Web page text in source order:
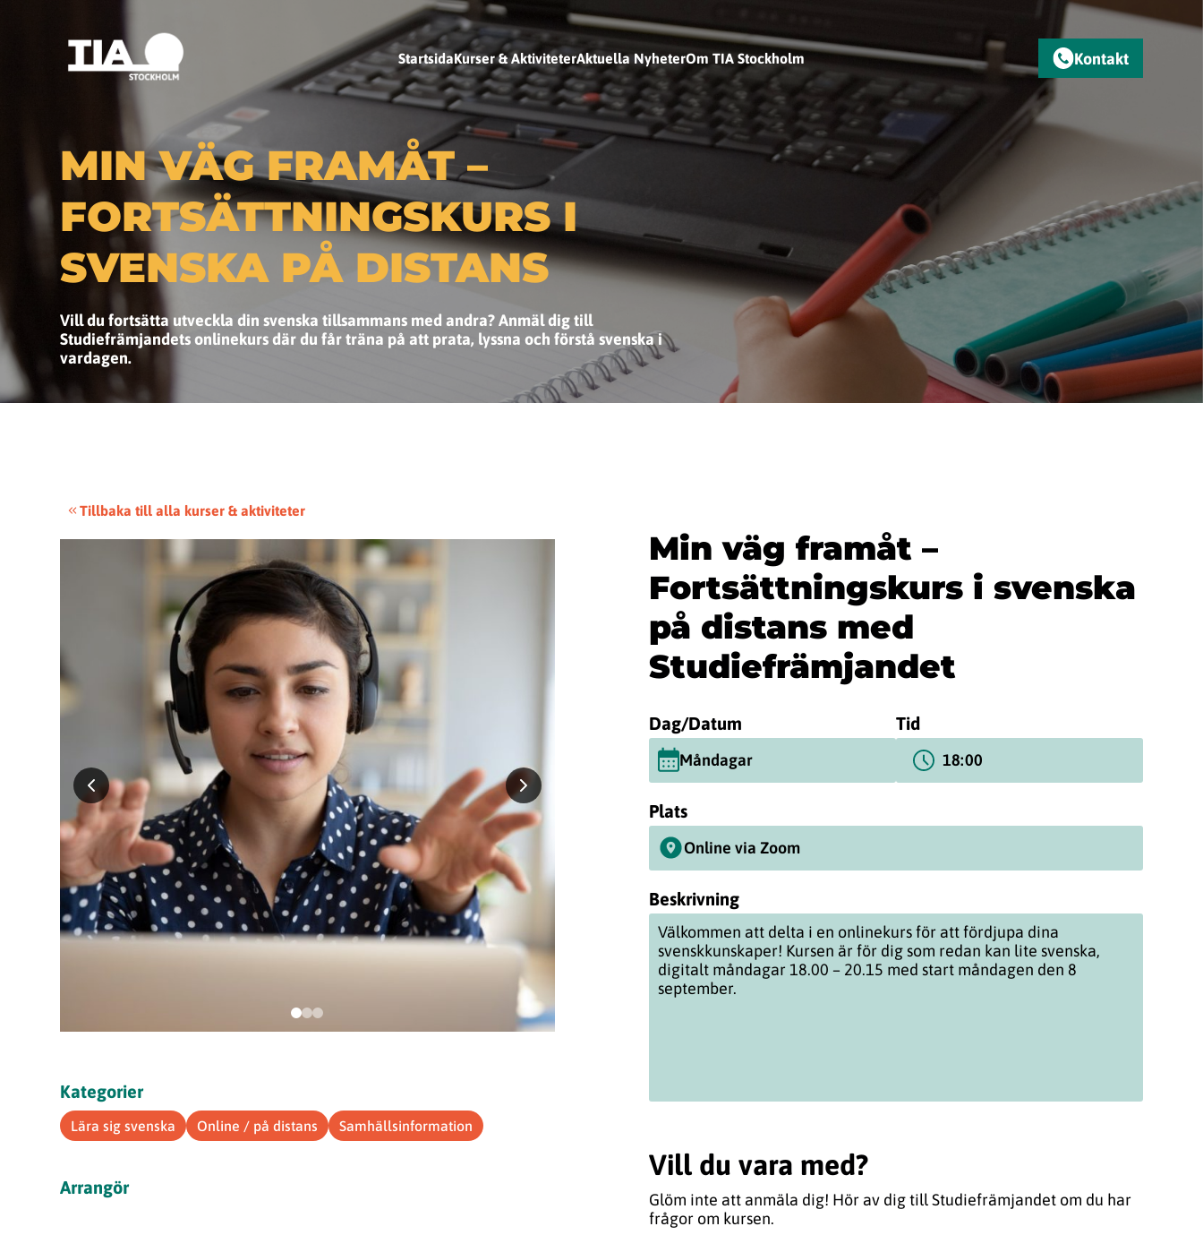
StartsidaKurser & AktiviteterAktuella NyheterOm TIA Stockholm Kontakt
MIN VÄG FRAMÅT –
FORTSÄTTNINGSKURS I
SVENSKA PÅ DISTANS
Vill du fortsätta utveckla din svenska tillsammans med andra? Anmäl dig till
Studiefrämjandets onlinekurs där du får träna på att prata, lyssna och förstå svenska i
vardagen.
Tillbaka till alla kurser & aktiviteter
Kategorier
Lära sig svenska Online / på distans Samhällsinformation
Arrangör
Min väg framåt –
Fortsättningskurs i svenska
på distans med
Studiefrämjandet
Dag/Datum
Måndagar
Tid
18:00
Plats
Online via Zoom
Beskrivning
Välkommen att delta i en onlinekurs för att fördjupa dina
svenskkunskaper! Kursen är för dig som redan kan lite svenska,
digitalt måndagar 18.00 – 20.15 med start måndagen den 8
september.
Vill du vara med?
Glöm inte att anmäla dig! Hör av dig till Studiefrämjandet om du har
frågor om kursen.